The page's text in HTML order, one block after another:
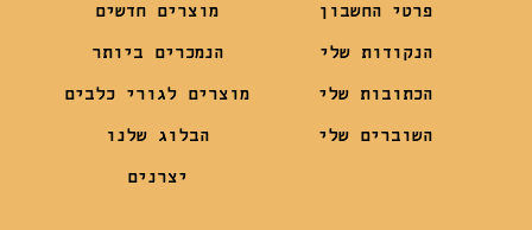
פרטי החשבון
הנקודות שלי
הכתובות שלי
השוברים שלי
מוצרים חדשים
הנמכרים ביותר
מוצרים לגורי כלבים
הבלוג שלנו
יצרנים